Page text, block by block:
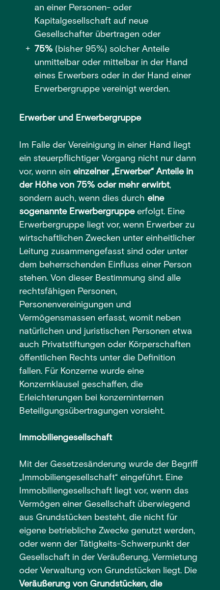
an einer Personen- oder
Kapitalgesellschaft auf neue
Gesellschafter übertragen oder
75%(bisher 95%) solcher Anteile
unmittelbar oder mittelbar in der Hand
eines Erwerbers oder in der Hand einer
Erwerbergruppe vereinigt werden.
Erwerber und Erwerbergruppe
Im Falle der Vereinigung in einer Hand liegt
ein steuerpflichtiger Vorgang nicht nur dann
vor, wenn eineinzelner „Erwerber“ Anteile in
der Höhe von 75% oder mehr erwirbt,
sondern auch, wenn dies durcheine
sogenannte Erwerbergruppeerfolgt. Eine
Erwerbergruppe liegt vor, wenn Erwerber zu
wirtschaftlichen Zwecken unter einheitlicher
Leitung zusammengefasst sind oder unter
dem beherrschenden Einfluss einer Person
stehen. Von dieser Bestimmung sind alle
rechtsfähigen Personen,
Personenvereinigungen und
Vermögensmassen erfasst, womit neben
natürlichen und juristischen Personen etwa
auch Privatstiftungen oder Körperschaften
öffentlichen Rechts unter die Definition
fallen. Für Konzerne wurde eine
Konzernklausel geschaffen, die
Erleichterungen bei konzerninternen
Beteiligungsübertragungen vorsieht.
Immobiliengesellschaft
Mit der Gesetzesänderung wurde der Begriff
„Immobiliengesellschaft“ eingeführt. Eine
Immobiliengesellschaft liegt vor, wenn das
Vermögen einer Gesellschaft überwiegend
aus Grundstücken besteht, die nicht für
eigene betriebliche Zwecke genutzt werden,
oder wenn der Tätigkeits-Schwerpunkt der
Gesellschaft in der Veräußerung, Vermietung
oder Verwaltung von Grundstücken liegt. Die
Veräußerung von Grundstücken, die